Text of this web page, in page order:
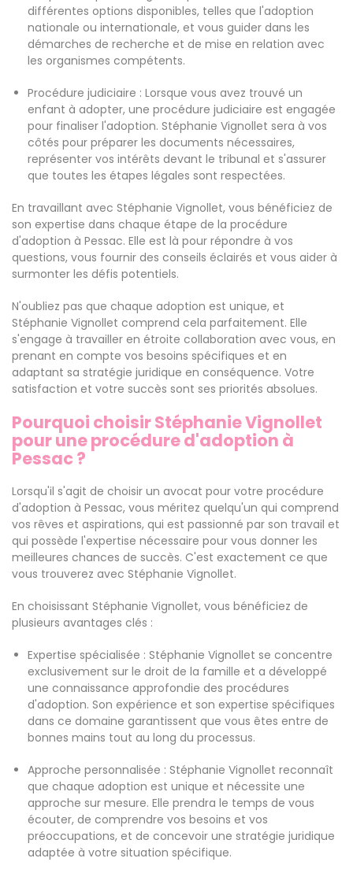
différentes options disponibles, telles que l'adoption
nationale ou internationale, et vous guider dans les
démarches de recherche et de mise en relation avec
les organismes compétents.
Procédure judiciaire : Lorsque vous avez trouvé un
enfant à adopter, une procédure judiciaire est engagée
pour finaliser l'adoption. Stéphanie Vignollet sera à vos
côtés pour préparer les documents nécessaires,
représenter vos intérêts devant le tribunal et s'assurer
que toutes les étapes légales sont respectées.
En travaillant avec Stéphanie Vignollet, vous bénéficiez de
son expertise dans chaque étape de la procédure
d'adoption à Pessac. Elle est là pour répondre à vos
questions, vous fournir des conseils éclairés et vous aider à
surmonter les défis potentiels.
N'oubliez pas que chaque adoption est unique, et
Stéphanie Vignollet comprend cela parfaitement. Elle
s'engage à travailler en étroite collaboration avec vous, en
prenant en compte vos besoins spécifiques et en
adaptant sa stratégie juridique en conséquence. Votre
satisfaction et votre succès sont ses priorités absolues.
Pourquoi choisir Stéphanie Vignollet
pour une procédure d'adoption à
Pessac ?
Lorsqu'il s'agit de choisir un avocat pour votre procédure
d'adoption à Pessac, vous méritez quelqu'un qui comprend
vos rêves et aspirations, qui est passionné par son travail et
qui possède l'expertise nécessaire pour vous donner les
meilleures chances de succès. C'est exactement ce que
vous trouverez avec Stéphanie Vignollet.
En choisissant Stéphanie Vignollet, vous bénéficiez de
plusieurs avantages clés :
Expertise spécialisée : Stéphanie Vignollet se concentre
exclusivement sur le droit de la famille et a développé
une connaissance approfondie des procédures
d'adoption. Son expérience et son expertise spécifiques
dans ce domaine garantissent que vous êtes entre de
bonnes mains tout au long du processus.
Approche personnalisée : Stéphanie Vignollet reconnaît
que chaque adoption est unique et nécessite une
approche sur mesure. Elle prendra le temps de vous
écouter, de comprendre vos besoins et vos
préoccupations, et de concevoir une stratégie juridique
adaptée à votre situation spécifique.